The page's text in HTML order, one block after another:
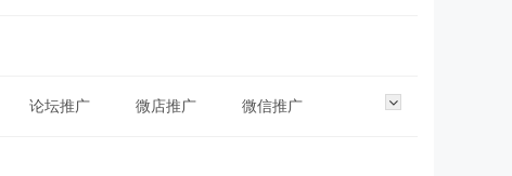
论坛推广 微店推广 微信推广